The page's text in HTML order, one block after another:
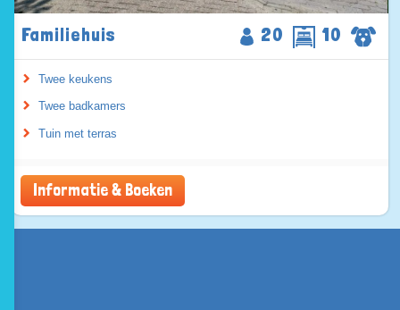
Familiehuis 20 10
Twee keukens
Twee badkamers
Tuin met terras
Informatie & Boeken